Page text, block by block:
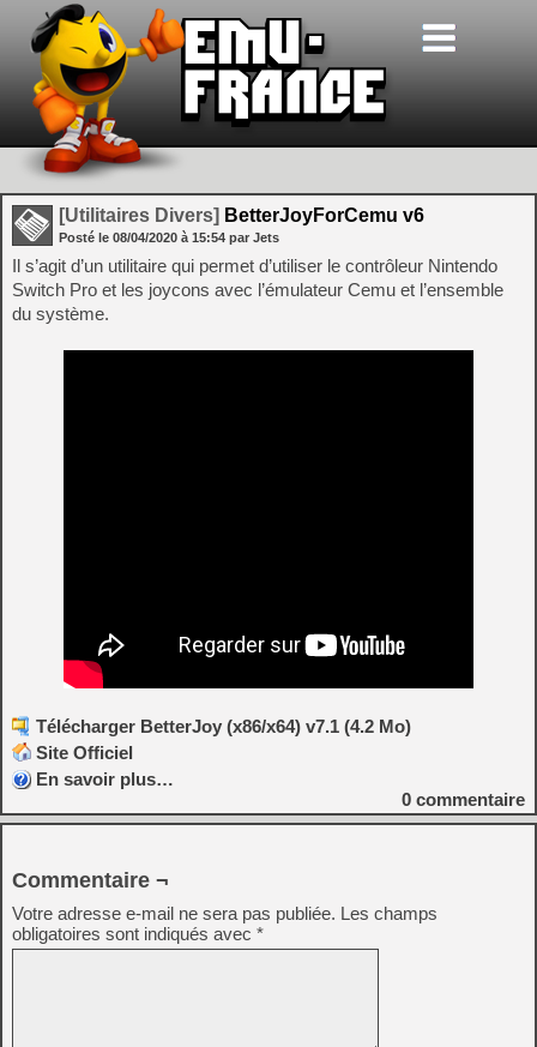
[Utilitaires Divers] BetterJoyForCemu v6
Posté le 08/04/2020 à 15:54 par Jets
Il s’agit d’un utilitaire qui permet d’utiliser le contrôleur Nintendo
Switch Pro et les joycons avec l’émulateur Cemu et l’ensemble
du système.
Télécharger BetterJoy (x86/x64) v7.1 (4.2 Mo)
Site Officiel
En savoir plus…
0 commentaire
Commentaire ¬
Votre adresse e-mail ne sera pas publiée. Les champs
obligatoires sont indiqués avec *